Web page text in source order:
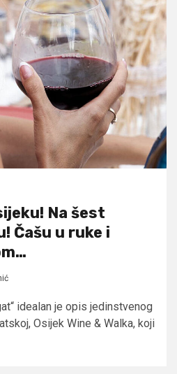
Na šest
Čašu u ruke i
idealan je opis jedinstvenog
Osijek Wine & Walka, koji